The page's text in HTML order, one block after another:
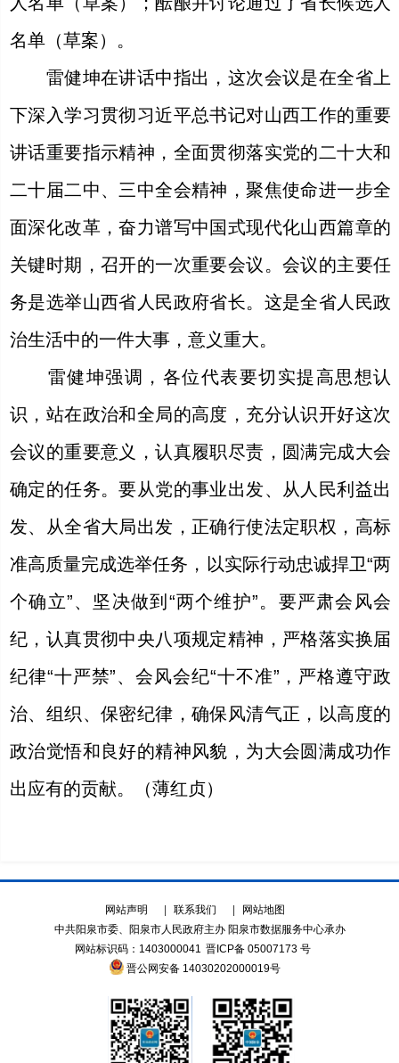
名单（草案）。
雷健坤在讲话中指出，这次会议是在全省上
下深入学习贯彻习近平总书记对山西工作的重要
讲话重要指示精神，全面贯彻落实党的二十大和
二十届二中、三中全会精神，聚焦使命进一步全
面深化改革，奋力谱写中国式现代化山西篇章的
关键时期，召开的一次重要会议。会议的主要任
务是选举山西省人民政府省长。这是全省人民政
治生活中的一件大事，意义重大。
雷健坤强调，各位代表要切实提高思想认
识，站在政治和全局的高度，充分认识开好这次
会议的重要意义，认真履职尽责，圆满完成大会
确定的任务。要从党的事业出发、从人民利益出
发、从全省大局出发，正确行使法定职权，高标
准高质量完成选举任务，以实际行动忠诚捍卫“两
个确立”、坚决做到“两个维护”。要严肃会风会
纪，认真贯彻中央八项规定精神，严格落实换届
纪律“十严禁”、会风会纪“十不准”，严格遵守政
治、组织、保密纪律，确保风清气正，以高度的
政治觉悟和良好的精神风貌，为大会圆满成功作
出应有的贡献。（薄红贞）
网站声明 联系我们
网站地图
中共阳泉市委、阳泉市人民政府主办 阳泉市数据服务中心承办
网站标识码：1403000041 晋ICP备 05007173 号
晋公网安备 14030202000019号